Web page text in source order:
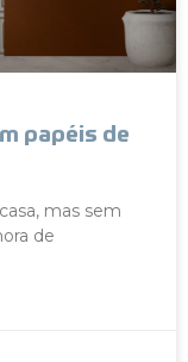
papéis de
mas sem
de